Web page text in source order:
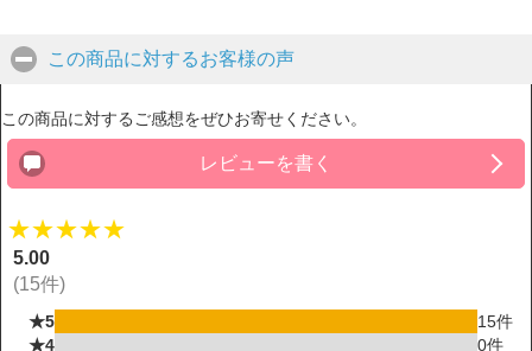
この商品に対するお客様の声
この商品に対するご感想をぜひお寄せください。
レビューを書く
★★★★★
5.00
(15件)
★5
15件
★4
0件